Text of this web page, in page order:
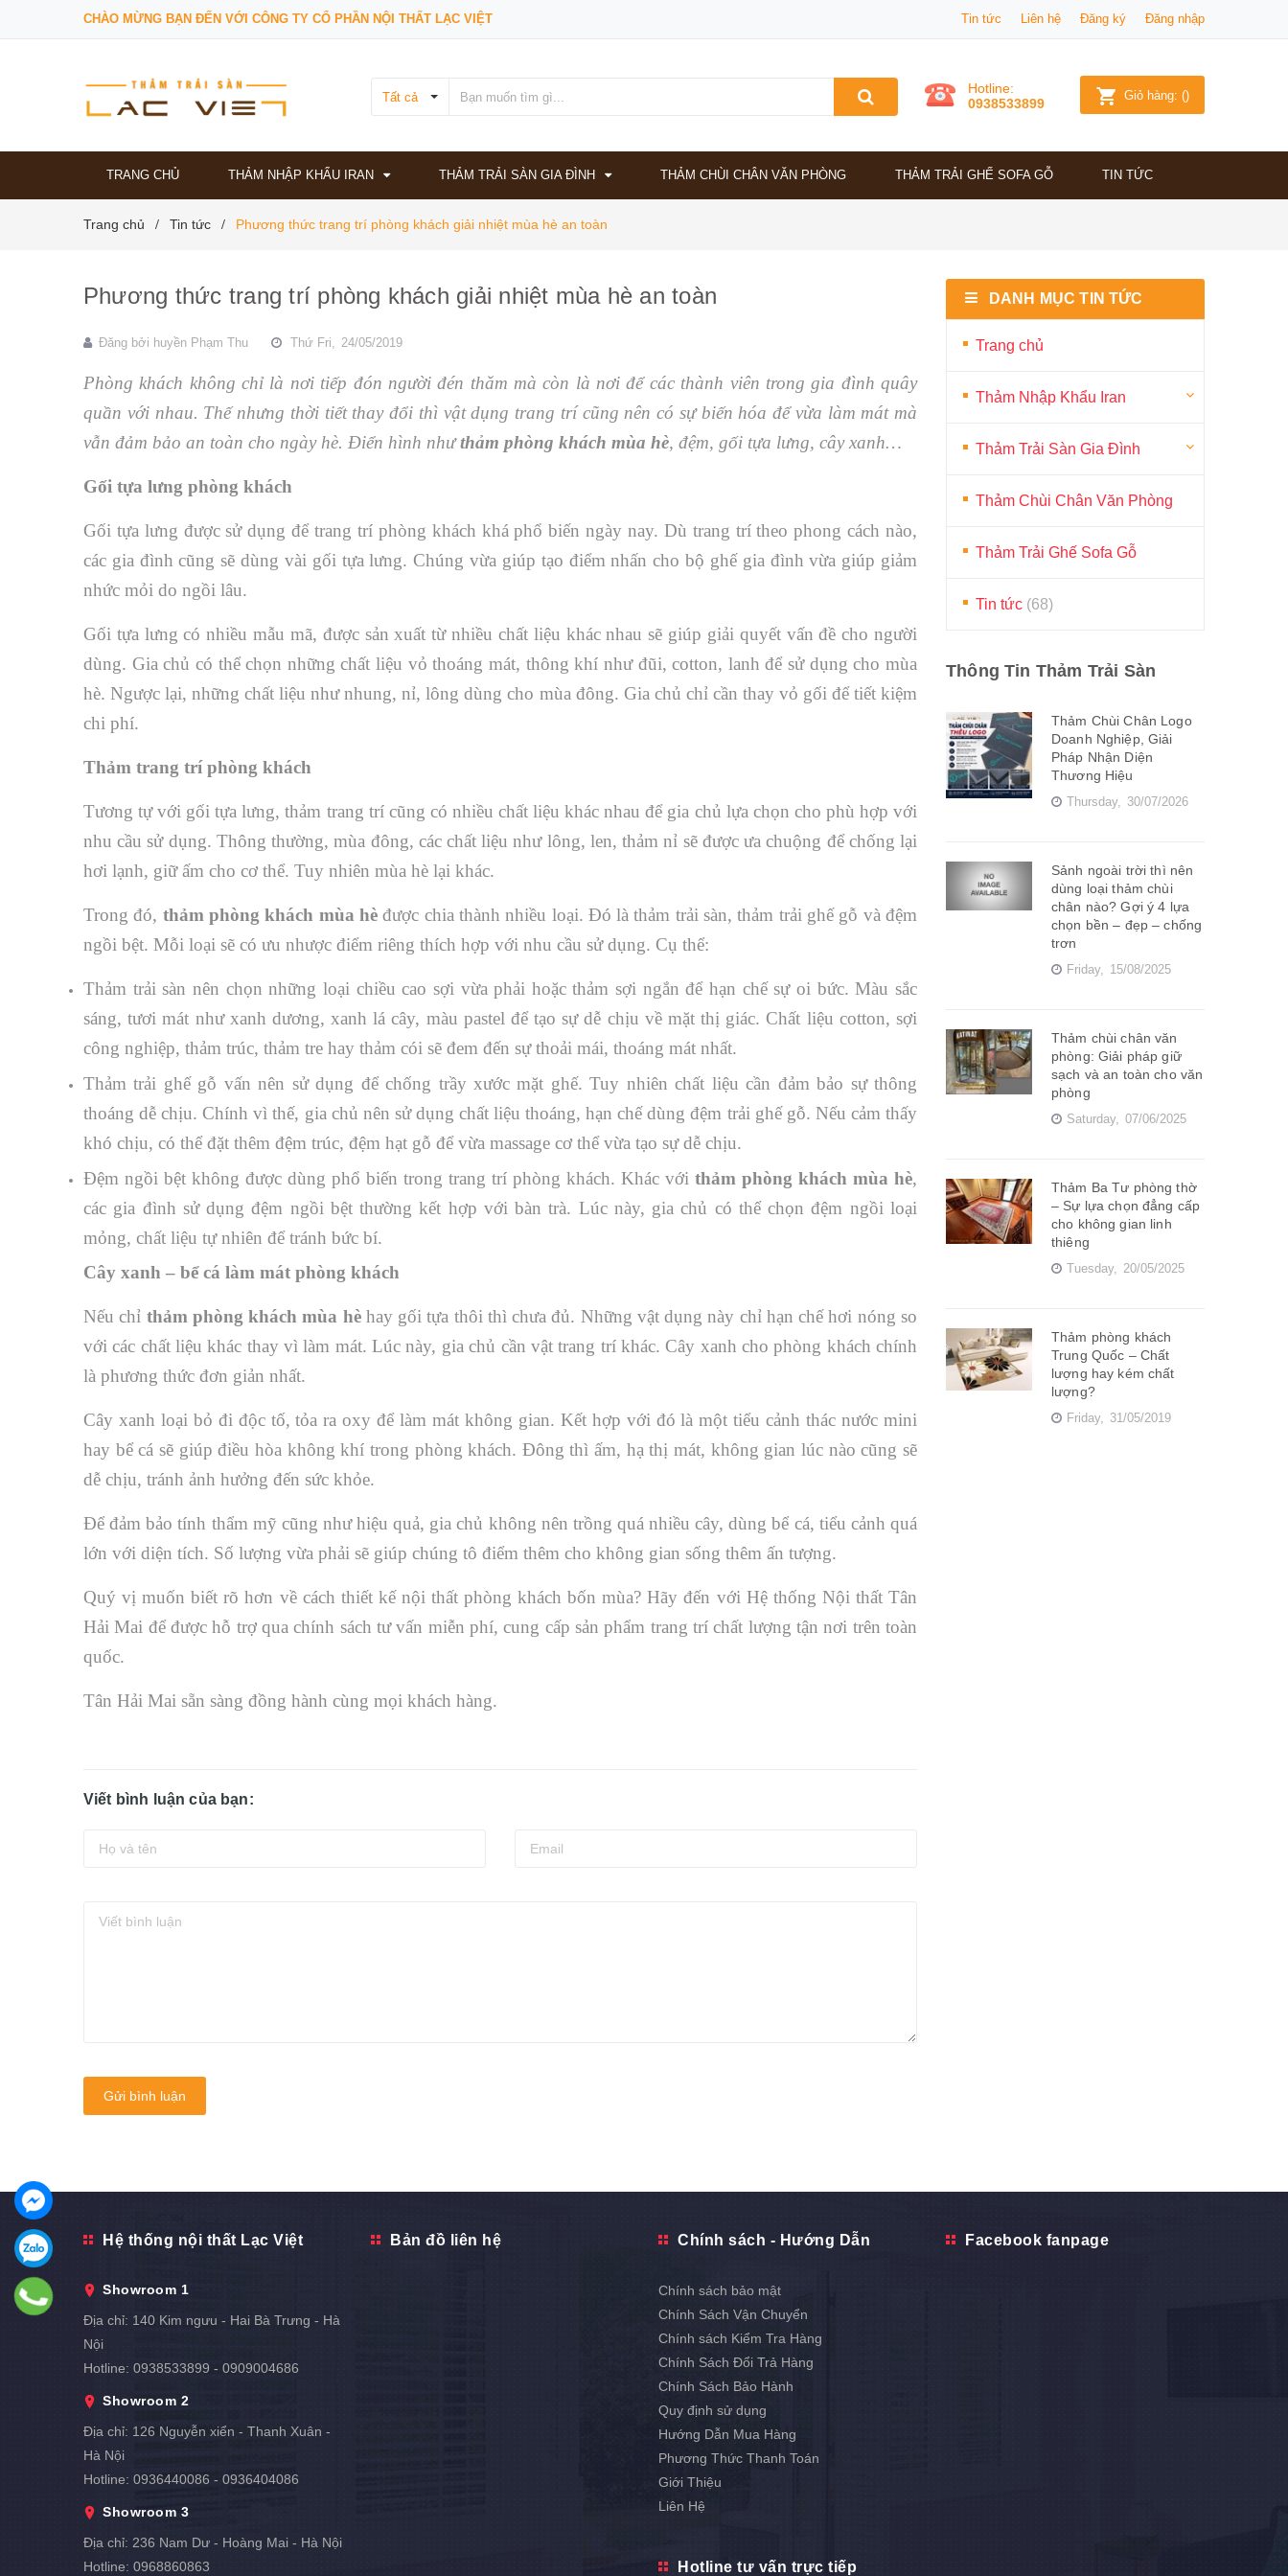
CHÀO MỪNG BẠN ĐẾN VỚI CÔNG TY CỔ PHẦN NỘI THẤT LẠC VIỆT Tin tức Liên hệ Đăng ký Đăng nhập
Tất cả
Hotline:
0938533899
Giỏ hàng: ()
TRANG CHỦ THẢM NHẬP KHẨU IRAN THẢM TRẢI SÀN GIA ĐÌNH THẢM CHÙI CHÂN VĂN PHÒNG THẢM TRẢI GHẾ SOFA GỖ TIN TỨC
Trang chủ / Tin tức / Phương thức trang trí phòng khách giải nhiệt mùa hè an toàn
Phương thức trang trí phòng khách giải nhiệt mùa hè an toàn
Đăng bởi huyền Phạm Thu Thứ Fri, 24/05/2019
Phòng khách không chỉ là nơi tiếp đón người đén thăm mà còn là nơi để các thành viên trong gia đình quây
quần với nhau. Thế nhưng thời tiết thay đổi thì vật dụng trang trí cũng nên có sự biến hóa để vừa làm mát mà
vẫn đảm bảo an toàn cho ngày hè. Điển hình nhưthảm phòng khách mùa hè, đệm, gối tựa lưng, cây xanh…
Gối tựa lưng phòng khách
Gối tựa lưng được sử dụng để trang trí phòng khách khá phổ biến ngày nay. Dù trang trí theo phong cách nào,
các gia đình cũng sẽ dùng vài gối tựa lưng. Chúng vừa giúp tạo điểm nhấn cho bộ ghế gia đình vừa giúp giảm
nhức mỏi do ngồi lâu.
Gối tựa lưng có nhiều mẫu mã, được sản xuất từ nhiều chất liệu khác nhau sẽ giúp giải quyết vấn đề cho người
dùng. Gia chủ có thể chọn những chất liệu vỏ thoáng mát, thông khí như đũi, cotton, lanh để sử dụng cho mùa
hè. Ngược lại, những chất liệu như nhung, nỉ, lông dùng cho mùa đông. Gia chủ chỉ cần thay vỏ gối để tiết kiệm
chi phí.
Thảm trang trí phòng khách
Tương tự với gối tựa lưng, thảm trang trí cũng có nhiều chất liệu khác nhau để gia chủ lựa chọn cho phù hợp với
nhu cầu sử dụng. Thông thường, mùa đông, các chất liệu như lông, len, thảm nỉ sẽ được ưa chuộng để chống lại
hơi lạnh, giữ ấm cho cơ thể. Tuy nhiên mùa hè lại khác.
Trong đó, thảm phòng khách mùa hèđược chia thành nhiều loại. Đó là thảm trải sàn, thảm trải ghế gỗ và đệm
ngồi bệt. Mỗi loại sẽ có ưu nhược điểm riêng thích hợp với nhu cầu sử dụng. Cụ thể:
Thảm trải sàn nên chọn những loại chiều cao sợi vừa phải hoặc thảm sợi ngắn để hạn chế sự oi bức. Màu sắc
sáng, tươi mát như xanh dương, xanh lá cây, màu pastel để tạo sự dễ chịu về mặt thị giác. Chất liệu cotton, sợi
công nghiệp, thảm trúc, thảm tre hay thảm cói sẽ đem đến sự thoải mái, thoáng mát nhất.
Thảm trải ghế gỗ vấn nên sử dụng để chống trầy xước mặt ghế. Tuy nhiên chất liệu cần đảm bảo sự thông
thoáng dễ chịu. Chính vì thế, gia chủ nên sử dụng chất liệu thoáng, hạn chế dùng đệm trải ghế gỗ. Nếu cảm thấy
khó chịu, có thể đặt thêm đệm trúc, đệm hạt gỗ để vừa massage cơ thể vừa tạo sự dễ chịu.
Đệm ngồi bệt không được dùng phổ biến trong trang trí phòng khách. Khác với thảm phòng khách mùa hè,
các gia đình sử dụng đệm ngồi bệt thường kết hợp với bàn trà. Lúc này, gia chủ có thể chọn đệm ngồi loại
mỏng, chất liệu tự nhiên để tránh bức bí.
Cây xanh – bể cá làm mát phòng khách
Nếu chỉ thảm phòng khách mùa hè hay gối tựa thôi thì chưa đủ. Những vật dụng này chỉ hạn chế hơi nóng so
với các chất liệu khác thay vì làm mát. Lúc này, gia chủ cần vật trang trí khác. Cây xanh cho phòng khách chính
là phương thức đơn giản nhất.
Cây xanh loại bỏ đi độc tố, tỏa ra oxy để làm mát không gian. Kết hợp với đó là một tiểu cảnh thác nước mini
hay bể cá sẽ giúp điều hòa không khí trong phòng khách. Đông thì ấm, hạ thị mát, không gian lúc nào cũng sẽ
dễ chịu, tránh ảnh hưởng đến sức khỏe.
Để đảm bảo tính thẩm mỹ cũng như hiệu quả, gia chủ không nên trồng quá nhiều cây, dùng bể cá, tiểu cảnh quá
lớn với diện tích. Số lượng vừa phải sẽ giúp chúng tô điểm thêm cho không gian sống thêm ấn tượng.
Quý vị muốn biết rõ hơn về cách thiết kế nội thất phòng khách bốn mùa? Hãy đến với Hệ thống Nội thất Tân
Hải Mai để được hỗ trợ qua chính sách tư vấn miễn phí, cung cấp sản phẩm trang trí chất lượng tận nơi trên toàn
quốc.
Tân Hải Mai sẵn sàng đồng hành cùng mọi khách hàng.
Viết bình luận của bạn:
Gửi bình luận
DANH MỤC TIN TỨC
Trang chủ
Thảm Nhập Khẩu Iran
Thảm Trải Sàn Gia Đình
Thảm Chùi Chân Văn Phòng
Thảm Trải Ghế Sofa Gỗ
Tin tức (68)
Thông Tin Thảm Trải Sàn
Thảm Chùi Chân Logo
Doanh Nghiệp, Giải
Pháp Nhận Diện
Thương Hiệu
Thursday, 30/07/2026
Sảnh ngoài trời thì nên
dùng loại thảm chùi
chân nào? Gợi ý 4 lựa
chọn bền – đẹp – chống
trơn
Friday, 15/08/2025
Thảm chùi chân văn
phòng: Giải pháp giữ
sạch và an toàn cho văn
phòng
Saturday, 07/06/2025
Thảm Ba Tư phòng thờ
– Sự lựa chọn đẳng cấp
cho không gian linh
thiêng
Tuesday, 20/05/2025
Thảm phòng khách
Trung Quốc – Chất
lượng hay kém chất
lượng?
Friday, 31/05/2019
Hệ thống nội thất Lạc Việt
Showroom 1
Địa chỉ: 140 Kim ngưu - Hai Bà Trưng - Hà
Nội
Hotline: 0938533899 - 0909004686
Showroom 2
Địa chỉ: 126 Nguyễn xiển - Thanh Xuân -
Hà Nội
Hotline: 0936440086 - 0936404086
Showroom 3
Địa chỉ: 236 Nam Dư - Hoàng Mai - Hà Nội
Hotline: 0968860863
Bản đồ liên hệ Chính sách - Hướng Dẫn
Chính sách bảo mật
Chính Sách Vận Chuyển
Chính sách Kiểm Tra Hàng
Chính Sách Đổi Trả Hàng
Chính Sách Bảo Hành
Quy định sử dụng
Hướng Dẫn Mua Hàng
Phương Thức Thanh Toán
Giới Thiệu
Liên Hệ
Hotline tư vấn trực tiếp
Facebook fanpage